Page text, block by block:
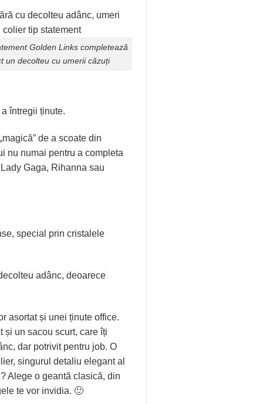
Golden Links completează
un decolteu cu umerii căzuți
întregii ținute.
de a scoate din
nu numai pentru a completa
Gaga, Rihanna sau
special prin cristalele
adânc, deoarece
asortat și unei ținute office.
și un sacou scurt, care îți
dar potrivit pentru job. O
singurul detaliu elegant al
Alege o geantă clasică, din
te vor invidia. 🙂